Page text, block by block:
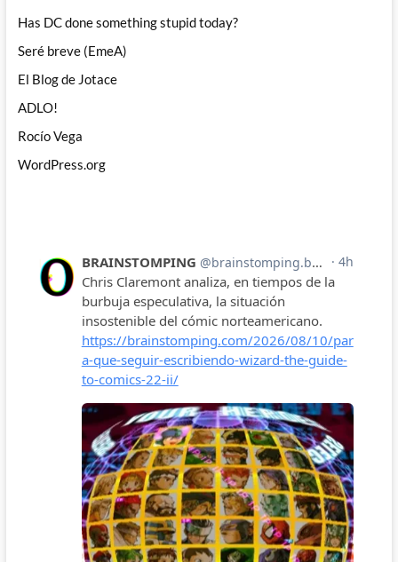
Has DC done something stupid today?
Seré breve (EmeA)
El Blog de Jotace
ADLO!
Rocío Vega
WordPress.org